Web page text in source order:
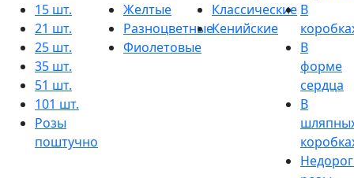
15 шт.
21 шт.
25 шт.
35 шт.
51 шт.
101 шт.
Розы
поштучно
Желтые
Разноцветные
Фиолетовые
Классические
Кенийские
В
В
форме
сердца
В